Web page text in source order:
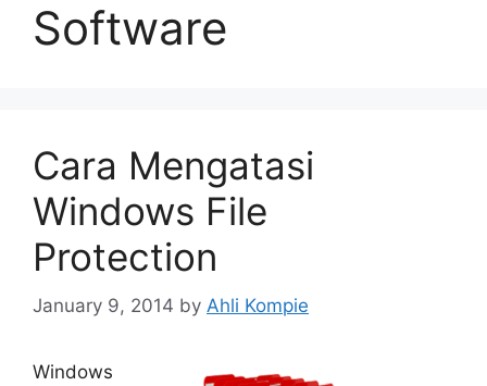
Software
Cara Mengatasi
Windows File
Protection
January 9, 2014 by Ahli Kompie
Windows